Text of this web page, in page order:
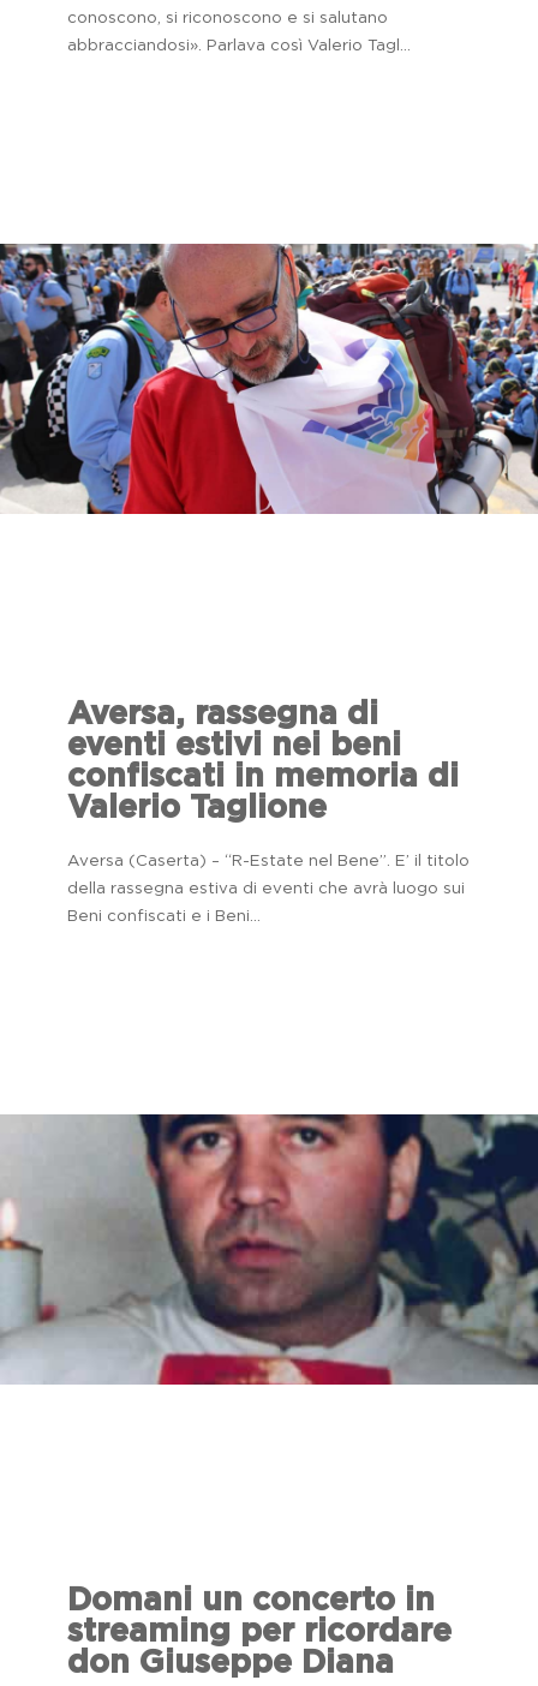
conoscono, si riconoscono e si salutano
abbracciandosi». Parlava così Valerio Tagl...
Aversa, rassegna di
eventi estivi nei beni
confiscati in memoria di
Valerio Taglione
Aversa (Caserta) – “R-Estate nel Bene”. E’ il titolo
della rassegna estiva di eventi che avrà luogo sui
Beni confiscati e i Beni...
Domani un concerto in
streaming per ricordare
don Giuseppe Diana